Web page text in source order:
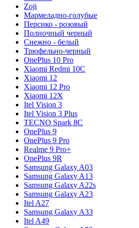
Zoji
Мармеладно-голубые
Персико - розовый
Полночный черный
Снежно - белый
Трюфельно-черный
OnePlus 10 Pro
Xiaomi Redmi 10C
Xiaomi 12
Xiaomi 12 Pro
Xiaomi 12X
Itel Vision 3
Itel Vision 3 Plus
TECNO Spark 8C
OnePlus 9
OnePlus 9 Pro
Realme 9 Pro+
OnePlus 9R
Samsung Galaxy A03
Samsung Galaxy A13
Samsung Galaxy A22s
Samsung Galaxy A23
Itel A27
Samsung Galaxy A33
Itel A49